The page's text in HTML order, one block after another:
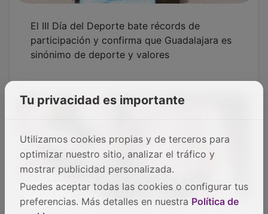
El III Día del Deporte bate récords de
participación y confirma que Guadalajara es
sinónimo de deporte y valores
Tu privacidad es importante
Utilizamos cookies propias y de terceros para
optimizar nuestro sitio, analizar el tráfico y
mostrar publicidad personalizada.
Puedes aceptar todas las cookies o configurar tus
preferencias. Más detalles en nuestra Política de